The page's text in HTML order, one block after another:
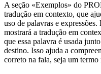
A seção «Exemplos» do
tradução em contexto, que
uso de palavras e
mostrará a tradução em
que essa palavra é usada
destino. Isso ajuda a
correto na fala, seja um